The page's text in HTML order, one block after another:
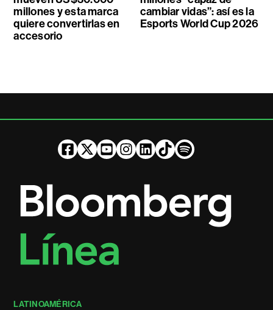
millones y esta marca
quiere convertirlas en
accesorio
cambiar vidas”: así es la
Esports World Cup 2026
LATINOAMÉRICA